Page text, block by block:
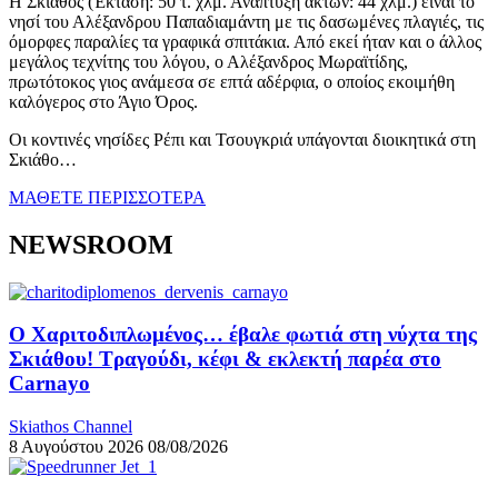
νησί του Αλέξανδρου Παπαδιαμάντη με τις δασωμένες πλαγιές, τις
όμορφες παραλίες τα γραφικά σπιτάκια. Από εκεί ήταν και ο άλλος
μεγάλος τεχνίτης του λόγου, ο Αλέξανδρος Μωραϊτίδης,
πρωτότοκος γιος ανάμεσα σε επτά αδέρφια, ο οποίος εκοιμήθη
καλόγερος στο Άγιο Όρος.
Οι κοντινές νησίδες Ρέπι και Τσουγκριά υπάγονται διοικητικά στη
Σκιάθο…
ΜΑΘΕΤΕ ΠΕΡΙΣΣΟΤΕΡΑ
NEWSROOM
Ο Χαριτοδιπλωμένος… έβαλε φωτιά στη νύχτα της
Σκιάθου! Τραγούδι, κέφι & εκλεκτή παρέα στο
Carnayo
Skiathos Channel
8 Αυγούστου 2026 08/08/2026